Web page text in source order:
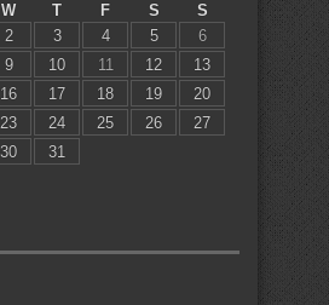
W T F S
S
2 3 4 5
6
9 10 11 12
13
16 17 18 19
20
23 24 25 26
27
30
31